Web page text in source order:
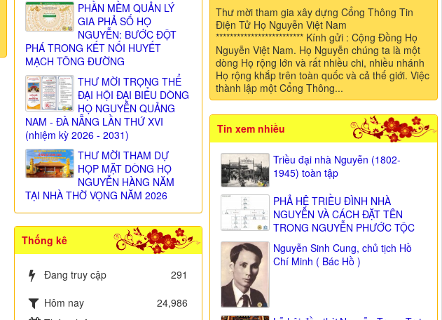
Thư mời tham gia xây dựng Cổng Thông Tin
Điện Tử Họ Nguyễn Việt Nam
************************* Kính gửi : Cộng Đồng Họ
Nguyễn Việt Nam. Họ Nguyễn chúng ta là một
dòng Họ rộng lớn và rất nhiều chi, nhiều nhánh
Họ rộng khắp trên toàn quốc và cả thế giới. Việc
thành lập một Cổng Thông...
Tin xem nhiều
Triều đại nhà Nguyễn (1802-
1945) toàn tập
PHẢ HỆ TRIỀU ĐÌNH NHÀ
NGUYỄN VÀ CÁCH ĐẶT TÊN
TRONG NGUYỄN PHƯỚC TỘC
Nguyễn Sinh Cung, chủ tịch Hồ
Chí Minh ( Bác Hồ )
PHẦN MỀM QUẢN LÝ
GIA PHẢ SỐ HỌ
NGUYỄN: BƯỚC ĐỘT
PHÁ TRONG KẾT NỐI HUYẾT
MẠCH TÔNG ĐƯỜNG
THƯ MỜI TRỌNG THỂ
ĐẠI HỘI ĐẠI BIỂU DÒNG
HỌ NGUYỄN QUẢNG
NAM - ĐÀ NẴNG LẦN THỨ XVI
(nhiệm kỳ 2026 - 2031)
THƯ MỜI THAM DỰ
HỌP MẶT DÒNG HỌ
NGUYỄN HÀNG NĂM
TẠI NHÀ THỜ VỌNG NĂM 2026
Thống kê
Đang truy cập
291
Hôm nay
24,986